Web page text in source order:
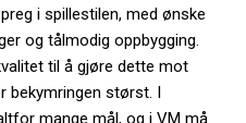
i spillestilen, med ønske
og tålmodig oppbygging.
til å gjøre dette mot
bekymringen størst. I
mange mål, og i VM må